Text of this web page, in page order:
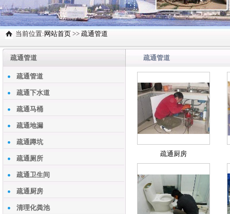
当前位置: 网站首页 >> 疏通管道
疏通管道
疏通管道
疏通下水道
疏通马桶
疏通地漏
疏通蹲坑
疏通厕所
疏通卫生间
疏通厨房
清理化粪池
疏通管道
疏通厨房